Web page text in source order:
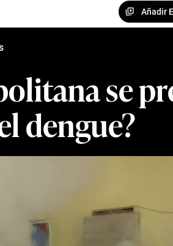
Añadir
se
dengue?